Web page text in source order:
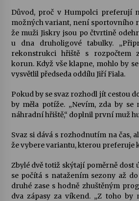
28. 7. 2026
Letní koncerty ve
Jenakaši
28. 7. 2026
23. 7. 2026
Letní koncerty ve
22. 7. 2026
Vysočinka
17. 7. 2026
Důvod, proč v Humpolci preferují
možných variant, není sportovního
že muži Jiskry jsou po čtvrtině
u dna druholigové tabulky.
rekonstrukci hřiště s rozpočtem
korun. Když vše klapne, mohlo by
vysvětlil předseda oddílu Jiří Fiala.
Pokud by se svaz rozhodl jít cestou
by měla potíže. „Nevím, zda by se
náhradní hřiště,“ doplnil první muž
Svaz si dává s rozhodnutím na čas,
že vybere variantu, kterou preferuje
Zbylé dvě totiž skýtají poměrně dost
se počítá s natažením sezony až
druhé zase s hodně zhuštěným
dva zápasy za víkend. „Z toho by